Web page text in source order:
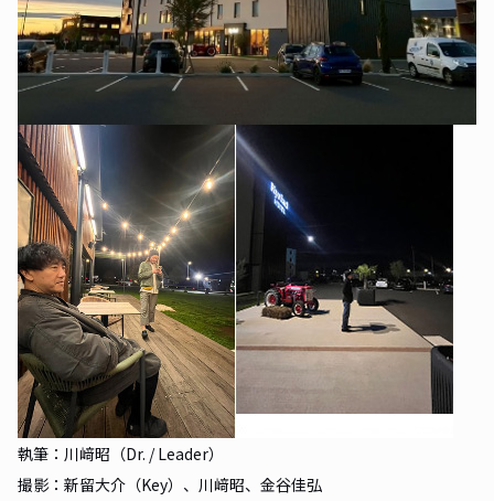
執筆：川﨑昭（Dr. / Leader）
撮影：新留大介（Key）、川﨑昭、金谷佳弘